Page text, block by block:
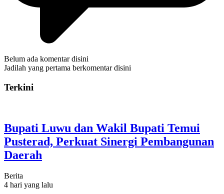
Belum ada komentar disini
Jadilah yang pertama berkomentar disini
Terkini
Bupati Luwu dan Wakil Bupati Temui
Pusterad, Perkuat Sinergi Pembangunan
Daerah
Berita
4 hari yang lalu